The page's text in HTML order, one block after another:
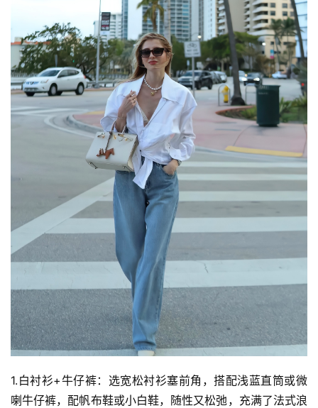
1.白衬衫+牛仔裤：选宽松衬衫塞前角，搭配浅蓝直筒或微
喇牛仔裤，配帆布鞋或小白鞋，随性又松弛，充满了法式浪